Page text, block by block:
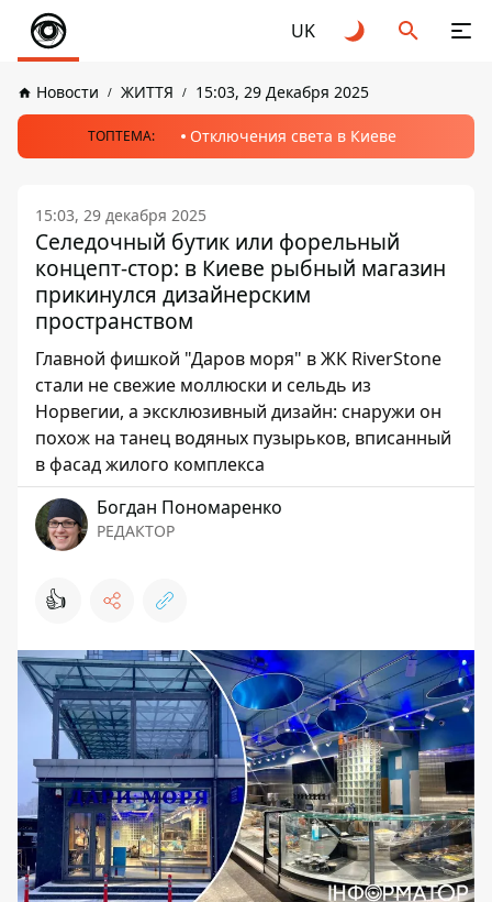
UK
Новости ЖИТТЯ 15:03, 29 Декабря 2025
ТОПТЕМА: Отключения света в Киеве
15:03, 29 декабря 2025
Селедочный бутик или форельный
концепт-стор: в Киеве рыбный магазин
прикинулся дизайнерским
пространством
Главной фишкой "Даров моря" в ЖК RiverStone
стали не свежие моллюски и сельдь из
Норвегии, а эксклюзивный дизайн: снаружи он
похож на танец водяных пузырьков, вписанный
в фасад жилого комплекса
Богдан Пономаренко
РЕДАКТОР
👍